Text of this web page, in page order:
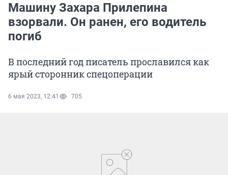
Машину Захара Прилепина
взорвали. Он ранен, его водитель
погиб
В последний год писатель прославился как
ярый сторонник спецоперации
6 мая 2023, 12:41 705